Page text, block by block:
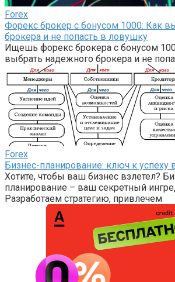
Forex
Форекс брокер с бонусом 1000: Как
брокера и не попасть в ловушку
Ищешь форекс брокера с бонусом
выбрать надежного брокера и не
Forex
Бизнес-планирование: ключ к успеху
Хотите, чтобы ваш бизнес взлетел?
планирование – ваш секретный
Разработаем стратегию, привлечем